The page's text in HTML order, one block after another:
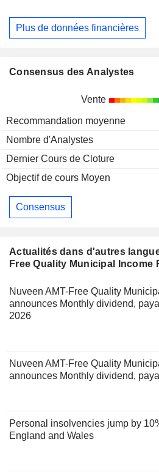
Actualités dans d'autres
Free Quality Municipal Income
Nuveen AMT-Free Quality
announces Monthly dividend,
2026
Nuveen AMT-Free Quality
announces Monthly dividend,
Personal insolvencies jump by
England and Wales
Plus de données financières
Consensus des Analystes
Vente
Recommandation moyenne
Nombre d'Analystes
Dernier Cours de Cloture
Objectif de cours Moyen
Consensus